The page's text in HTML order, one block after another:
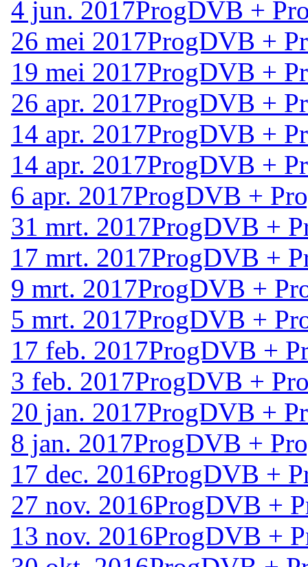
4 jun. 2017ProgDVB +
26 mei 2017ProgDVB +
19 mei 2017ProgDVB +
26 apr. 2017ProgDVB +
14 apr. 2017ProgDVB +
14 apr. 2017ProgDVB +
6 apr. 2017ProgDVB +
31 mrt. 2017ProgDVB +
17 mrt. 2017ProgDVB +
9 mrt. 2017ProgDVB +
5 mrt. 2017ProgDVB +
17 feb. 2017ProgDVB +
3 feb. 2017ProgDVB +
20 jan. 2017ProgDVB +
8 jan. 2017ProgDVB +
17 dec. 2016ProgDVB +
27 nov. 2016ProgDVB +
13 nov. 2016ProgDVB +